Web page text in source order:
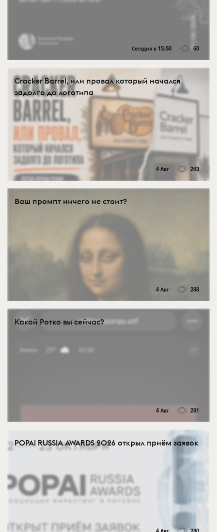
Сегодня в 13:50 60
Cracker Barrel, или провал который начался
задолго до логотипа
4 Авг 263
Ваш промпт ничего не стоит?
4 Авг 288
Какой Ротко вы сейчас?
4 Авг 281
POPAI RUSSIA AWARDS 2026 открыл приём заявок